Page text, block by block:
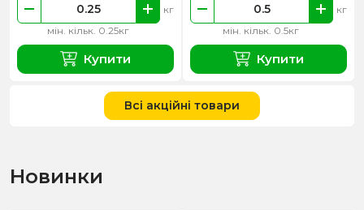
мін. кільк. 0.25кг
кг
Купити
мін. кільк. 0.5кг
кг
Купити
Всі акційні товари
Новинки